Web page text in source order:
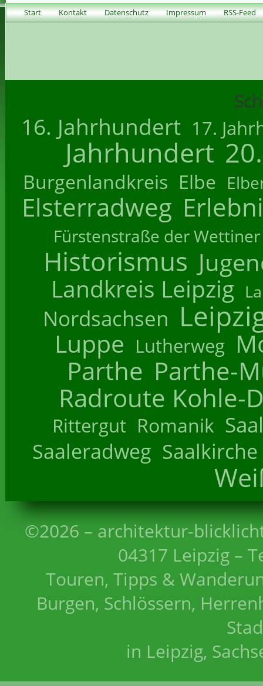
Start Kontakt Datenschutz Impressum RSS-Feed
16. Jahrhundert 17.
Jahrhundert
Burgenlandkreis Elbe
Elsterradweg
Fürstenstraße der Wettiner
Historismus
Landkreis Leipzig
Nordsachsen
Luppe Lutherweg
Parthe Parthe-
Radroute Kohle-
Rittergut Romanik
Saaleradweg Saalkirche
©2026 – architektur-
04317 Leipzig –
Touren, Tipps &
Burgen, Schlössern,
in Leipzig,